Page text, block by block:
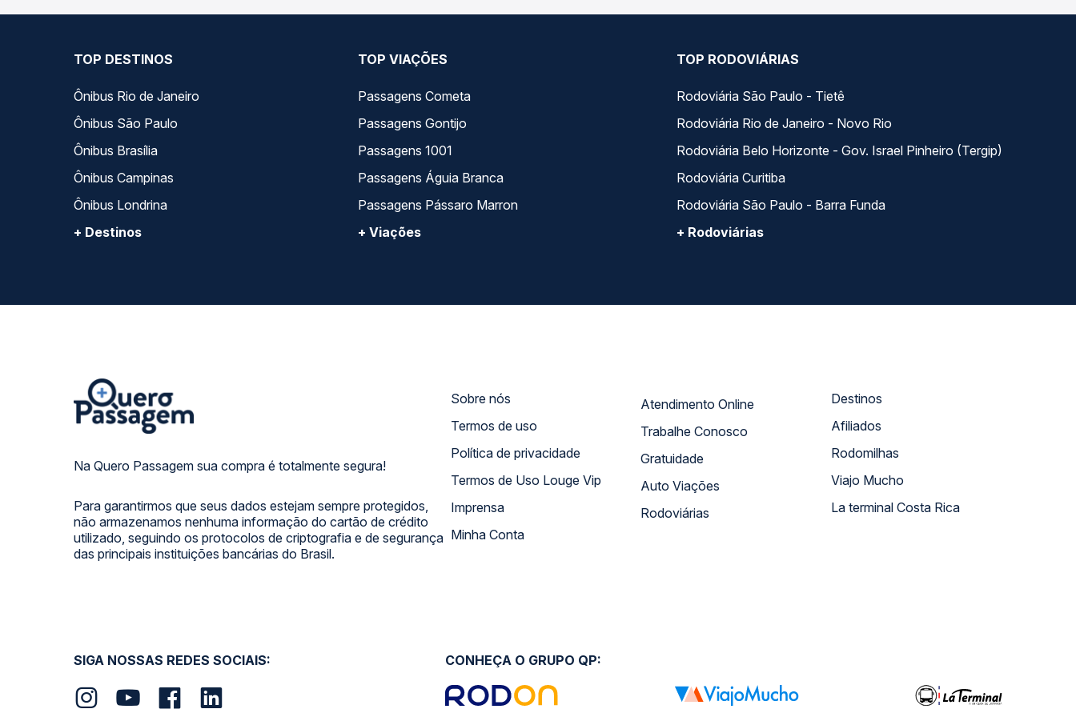
TOP DESTINOS
Ônibus Rio de Janeiro
Ônibus São Paulo
Ônibus Brasília
Ônibus Campinas
Ônibus Londrina
+ Destinos
TOP VIAÇÕES
Passagens Cometa
Passagens Gontijo
Passagens 1001
Passagens Águia Branca
Passagens Pássaro Marron
+ Viações
TOP RODOVIÁRIAS
Rodoviária São Paulo - Tietê
Rodoviária Rio de Janeiro - Novo Rio
Rodoviária Belo Horizonte - Gov. Israel Pinheiro (Tergip)
Rodoviária Curitiba
Rodoviária São Paulo - Barra Funda
+ Rodoviárias
Na Quero Passagem sua compra é totalmente segura!
Para garantirmos que seus dados estejam sempre protegidos,
não armazenamos nenhuma informação do cartão de crédito
utilizado, seguindo os protocolos de criptografia e de segurança
das principais instituições bancárias do Brasil.
Sobre nós
Termos de uso
Política de privacidade
Termos de Uso Louge Vip
Imprensa
Minha Conta
Atendimento Online
Trabalhe Conosco
Gratuidade
Auto Viações
Rodoviárias
Destinos
Afiliados
Rodomilhas
Viajo Mucho
La terminal Costa Rica
SIGA NOSSAS REDES SOCIAIS: CONHEÇA O GRUPO QP: